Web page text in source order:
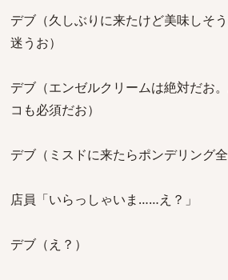
デブ（久しぶりに来たけど美味しそ
迷うお）
デブ（エンゼルクリームは絶対だお
コも必須だお）
デブ（ミスドに来たらポンデリング
店員「いらっしゃいま……え？」
デブ（え？）